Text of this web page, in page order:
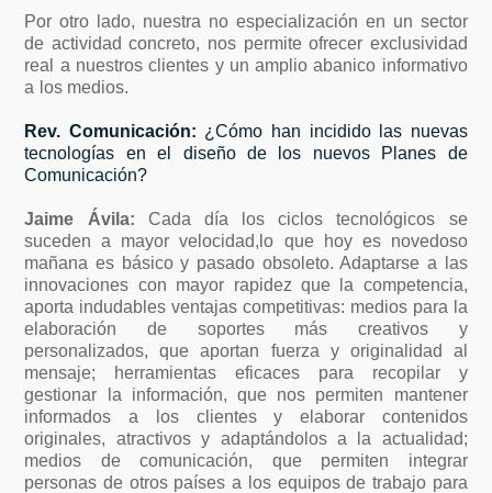
Por otro lado, nuestra no especialización en un sector
de actividad concreto, nos permite ofrecer exclusividad
real a nuestros clientes y un amplio abanico informativo
a los medios.
Rev. Comunicación: ¿Cómo han incidido las nuevas
tecnologías en el diseño de los nuevos Planes de
Comunicación?
Jaime Ávila: Cada día los ciclos tecnológicos se
suceden a mayor velocidad,lo que hoy es novedoso
mañana es básico y pasado obsoleto. Adaptarse a las
innovaciones con mayor rapidez que la competencia,
aporta indudables ventajas competitivas: medios para la
elaboración de soportes más creativos y
personalizados, que aportan fuerza y originalidad al
mensaje; herramientas eficaces para recopilar y
gestionar la información, que nos permiten mantener
informados a los clientes y elaborar contenidos
originales, atractivos y adaptándolos a la actualidad;
medios de comunicación, que permiten integrar
personas de otros países a los equipos de trabajo para